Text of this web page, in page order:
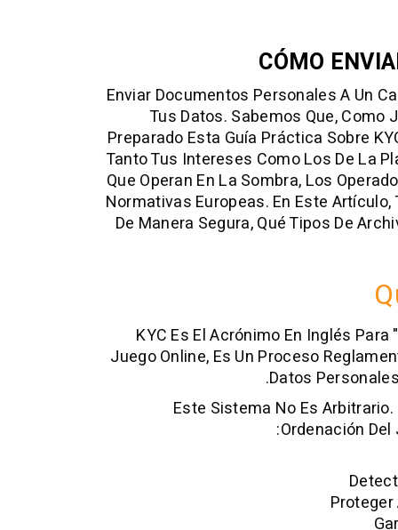
CÓMO
Enviar Documentos Personales A Un
Tus Datos. Sabemos Que, Como
Preparado Esta Guía Práctica Sobre
Tanto Tus Intereses Como Los De La
Que Operan En La Sombra, Los
Normativas Europeas. En Este
De Manera Segura, Qué Tipos De
KYC Es El Acrónimo En Inglés
Juego Online, Es Un Proceso
Datos
Este Sistema No Es
Ordenación